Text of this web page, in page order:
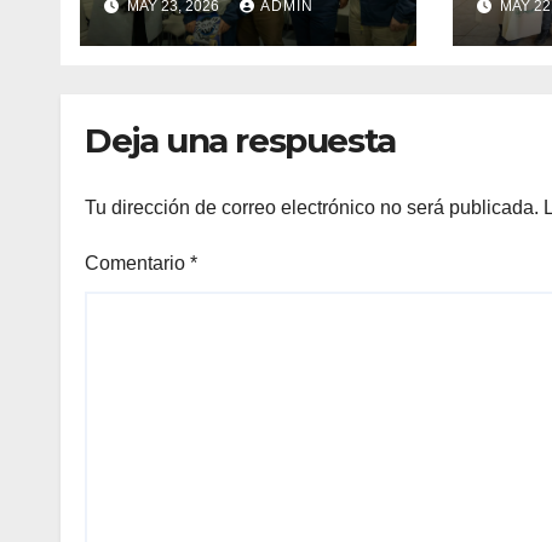
llevarán la bandera
maulina a
MAY 23, 2026 ADMIN MAY
Deja una respuesta
Tu dirección de correo electrónico no será publicada.
Comentario *